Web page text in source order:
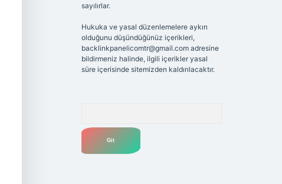
sayılırlar.
Hukuka ve yasal düzenlemelere aykırı
olduğunu düşündüğünüz içerikleri,
backlinkpanelicomtr@gmail.comadresine
bildirmeniz halinde, ilgili içerikler yasal
süre içerisinde sitemizden kaldırılacaktır.